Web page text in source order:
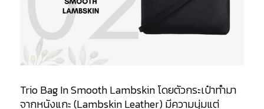
Trio Bag In Smooth Lambskinโดยตัวกระเป๋าทำมา
จากหนังแกะ (Lambskin Leather) มีความนุ่มแต่